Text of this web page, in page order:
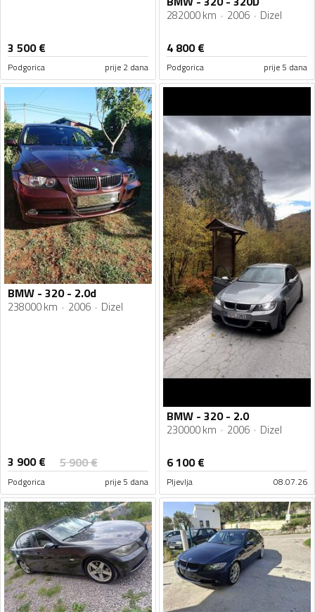
3 500€
Podgorica prije 2 dana
282000 km 2006 Dizel
4 800€
Podgorica prije 5 dana
BMW - 320 - 2.0d
238000 km 2006 Dizel
3 900€ 5 900€
Podgorica prije 5 dana
BMW - 320 - 2.0
230000 km 2006 Dizel
6 100€
Pljevlja 08.07.26